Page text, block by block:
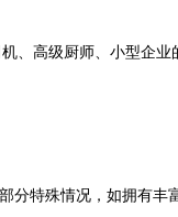
高级厨师、小型企
特殊情况，如拥有丰